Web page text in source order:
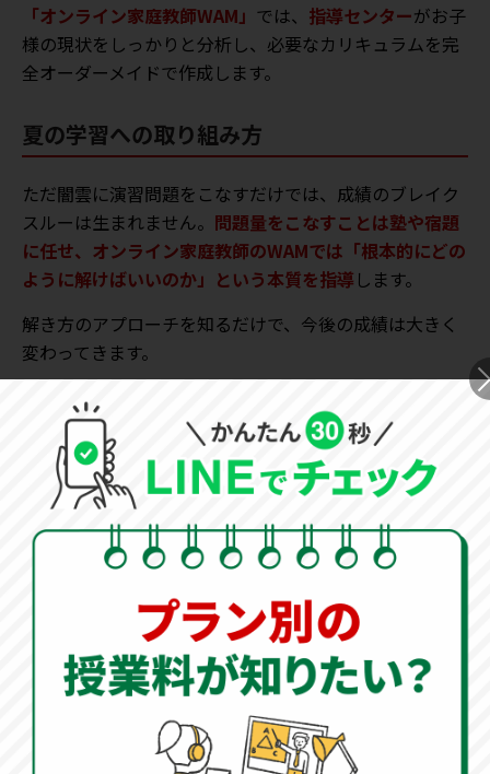
「オンライン家庭教師WAM」 では、 指導センターがお子
様の現状をしっかりと分析し、必要なカリキュラムを完
全オーダーメイドで作成します。
夏の学習への取り組み方
ただ闇雲に演習問題をこなすだけでは、成績のブレイク
スルーは生まれません。 問題量をこなすことは塾や宿題
に任せ、オンライン家庭教師のWAMでは「根本的にどの
ように解けばいいのか」という本質を指導 します。
解き方のアプローチを知るだけで、今後の成績は大きく
変わってきます。
オンライン家庭教師
授業
500円キャンペーン実施中
法政大学中学校の入試情報